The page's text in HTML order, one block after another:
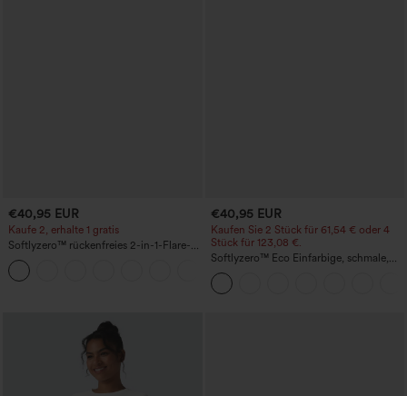
€40,95 EUR
Kaufe 2, erhalte 1 gratis
Softlyzero™ rückenfreies 2-in-1-Flare-
Trainingskleid – Wannabe – Easy Peezy
€40,95 EUR
Kaufen Sie 2 Stück für 61,54 € oder 4
Stück für 123,08 €.
Softlyzero™ Eco Einfarbige, schmale,
hoch taillierte Wanderhose mit
mehreren Taschen